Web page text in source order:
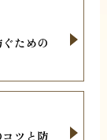
ための
ツと防